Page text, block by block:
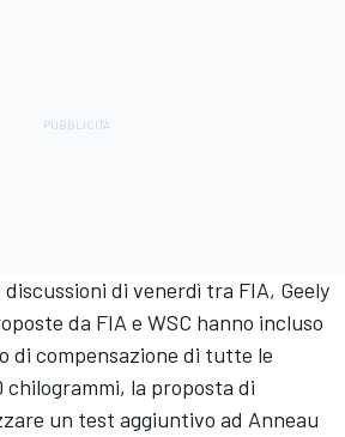
di venerdì tra FIA, Geely
da FIA e WSC hanno incluso
di compensazione di tutte le
la proposta di
un test aggiuntivo ad Anneau